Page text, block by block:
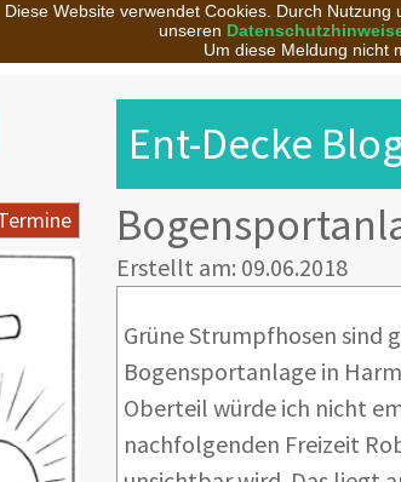
Diese Website verwendet Cookies. Durch
unseren
Um diese Meldung nicht
Ent-Decke
Erstellt am: 09.06.2018
Grüne Strumpfhosen sind
Bogensportanlage in
Oberteil würde ich nicht
nachfolgenden Freizeit